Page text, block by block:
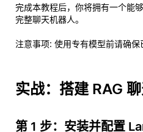
完成本教程后，你将拥有一个能
完整聊天机器人。
注意事项: 使用专有模型前请确保
实战：搭建 RAG
第 1 步：安装并配置